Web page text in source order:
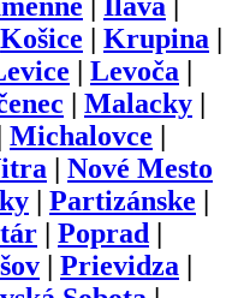
Košice | Krupina |
| Levoča |
| Malacky |
Michalovce |
| Nové Mesto
| Partizánske |
| Poprad |
| Prievidza |